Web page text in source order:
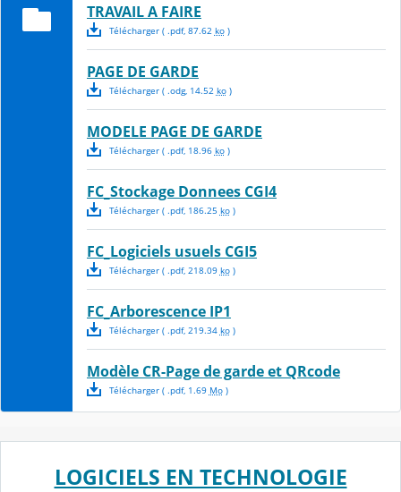
TRAVAIL A FAIRE
Télécharger( .pdf, 87.62 ko)
PAGE DE GARDE
Télécharger( .odg, 14.52 ko)
MODELE PAGE DE GARDE
Télécharger( .pdf, 18.96 ko)
FC_Stockage Donnees CGI4
Télécharger( .pdf, 186.25 ko)
FC_Logiciels usuels CGI5
Télécharger( .pdf, 218.09 ko)
FC_Arborescence IP1
Télécharger( .pdf, 219.34 ko)
Modèle CR-Page de garde et QRcode
Télécharger( .pdf, 1.69 Mo)
LOGICIELS EN TECHNOLOGIE